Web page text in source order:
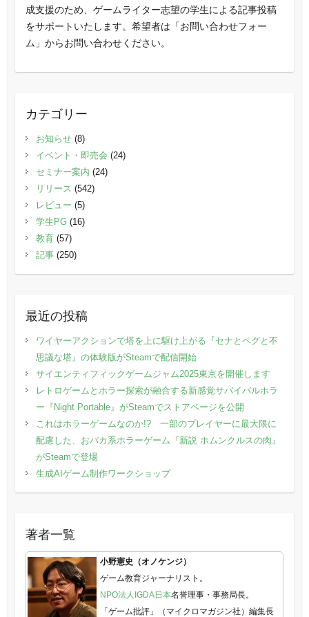
成支援のため、ゲームライター志望の学生による記事投稿
をサポートいたします。希望者は「お問い合わせフォー
ム」からお問い合わせください。
カテゴリー
お知らせ(8)
イベント・即売会 (24)
セミナー案内 (24)
リリース (542)
レビュー (5)
学生PG(16)
教育(57)
記事(250)
最近の投稿
ワイヤーアクションで塔を上に駆け上がる『セナとペグと不
思議な塔』の体験版がSteamで配信開始
サイエンティフィックゲームジャム2025東京を開催します
レトロゲームとホラー探索が融合する新感覚サバイバルホラ
ー『Night Portable』がSteamでストアページを公開
これはホラーゲームなのか!? 一部のプレイヤーに最大限に
配慮した、おバカ系ホラーゲーム『新説 ホムンクルスの肉』
がSteamで登場
生成AIゲーム制作ワークショップ
著者一覧
小野憲史（オノケンジ）
ゲーム教育ジャーナリスト。
NPO法人IGDA日本名誉理事・事務局長。
「ゲーム批評」（マイクロマガジン社）編集長